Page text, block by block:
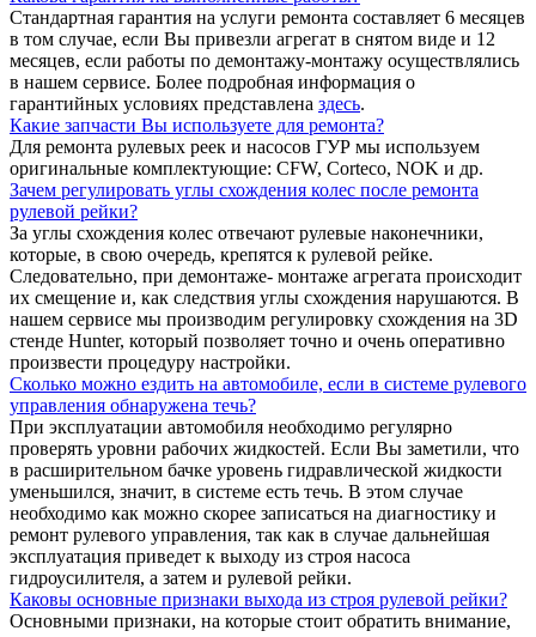
Стандартная гарантия на услуги ремонта составляет 6 месяцев
в том случае, если Вы привезли агрегат в снятом виде и 12
месяцев, если работы по демонтажу-монтажу осуществлялись
в нашем сервисе. Более подробная информация о
гарантийных условиях представлена здесь.
Какие запчасти Вы используете для ремонта?
Для ремонта рулевых реек и насосов ГУР мы используем
оригинальные комплектующие: CFW, Corteco, NOK и др.
Зачем регулировать углы схождения колес после ремонта
рулевой рейки?
За углы схождения колес отвечают рулевые наконечники,
которые, в свою очередь, крепятся к рулевой рейке.
Следовательно, при демонтаже- монтаже агрегата происходит
их смещение и, как следствия углы схождения нарушаются. В
нашем сервисе мы производим регулировку схождения на 3D
стенде Hunter, который позволяет точно и очень оперативно
произвести процедуру настройки.
Сколько можно ездить на автомобиле, если в системе рулевого
управления обнаружена течь?
При эксплуатации автомобиля необходимо регулярно
проверять уровни рабочих жидкостей. Если Вы заметили, что
в расширительном бачке уровень гидравлической жидкости
уменьшился, значит, в системе есть течь. В этом случае
необходимо как можно скорее записаться на диагностику и
ремонт рулевого управления, так как в случае дальнейшая
эксплуатация приведет к выходу из строя насоса
гидроусилителя, а затем и рулевой рейки.
Каковы основные признаки выхода из строя рулевой рейки?
Основными признаки, на которые стоит обратить внимание,